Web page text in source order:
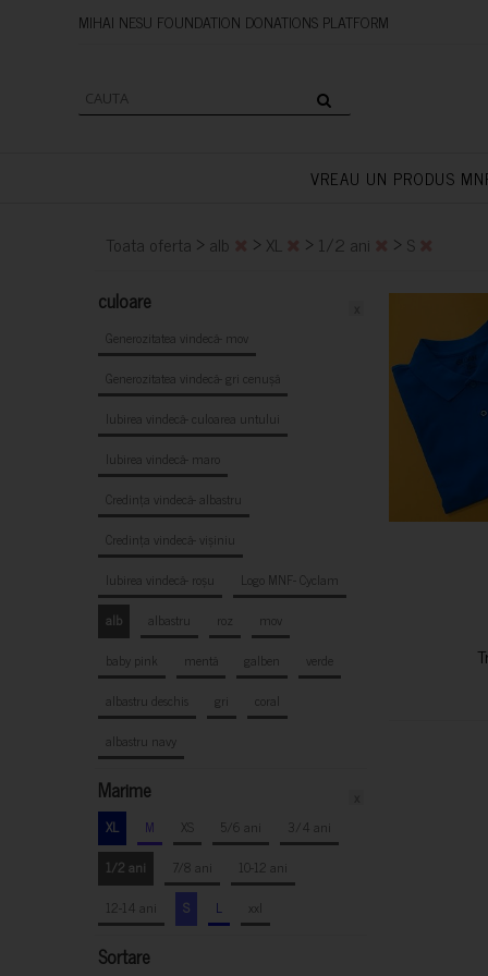
MIHAI NESU FOUNDATION
VREAU UN PRODUS
Toata oferta > alb > XL > 1/2 ani > S
culoare
Generozitatea vindecă- mov
Generozitatea vindecă- gri cenușă
Iubirea vindecă- culoarea untului
Iubirea vindecă- maro
Credința vindecă- albastru
Credința vindecă- vișiniu
Iubirea vindecă- roșu
Logo MNF- Cyclam
alb
albastru roz
mov
baby pink
mentă galben
verde
albastru deschis
gri
coral
albastru navy
Marime
XL M XS 5/6 ani
3/4 ani
1/2 ani
7/8 ani
10-12 ani
12-14 ani
S L xxl
Sortare